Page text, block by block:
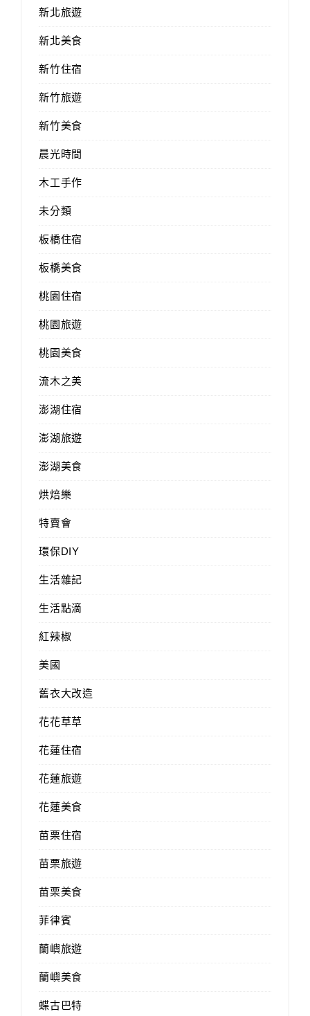
新北旅遊
新北美食
新竹住宿
新竹旅遊
新竹美食
晨光時間
木工手作
未分類
板橋住宿
板橋美食
桃園住宿
桃園旅遊
桃園美食
流木之美
澎湖住宿
澎湖旅遊
澎湖美食
烘焙樂
特賣會
環保DIY
生活雜記
生活點滴
紅辣椒
美國
舊衣大改造
花花草草
花蓮住宿
花蓮旅遊
花蓮美食
苗栗住宿
苗栗旅遊
苗栗美食
菲律賓
蘭嶼旅遊
蘭嶼美食
蝶古巴特